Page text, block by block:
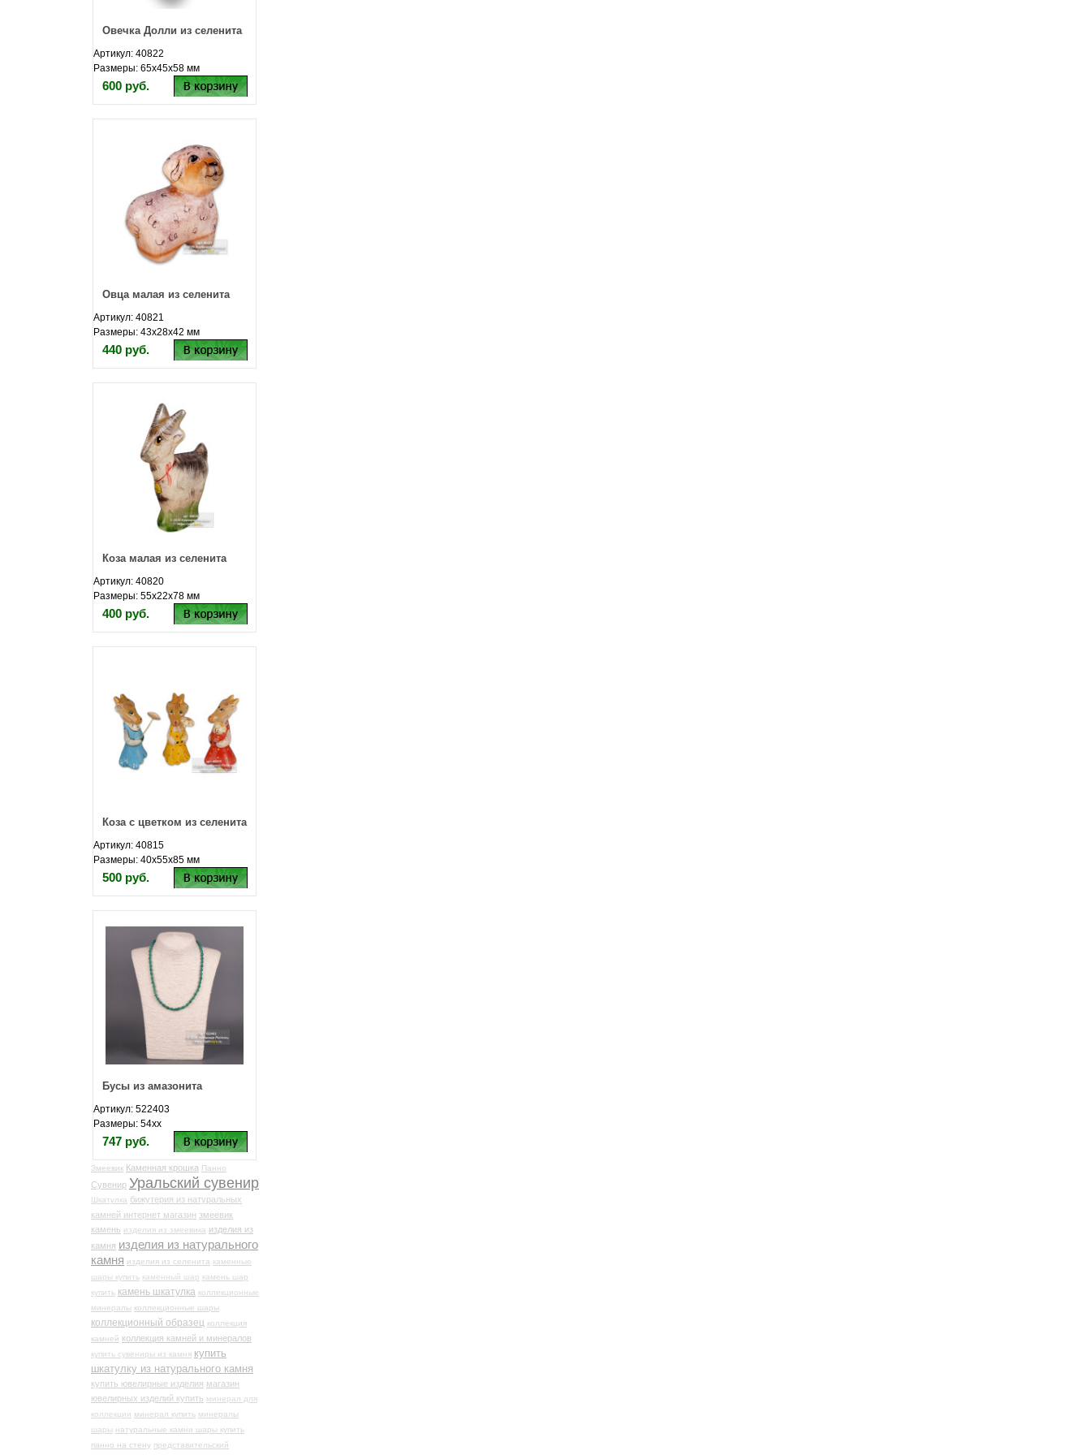
Овечка Долли из селенита
Артикул: 40822
Размеры: 65х45х58 мм
600 руб.
Овца малая из селенита
Артикул: 40821
Размеры: 43х28х42 мм
440 руб.
Коза малая из селенита
Артикул: 40820
Размеры: 55х22х78 мм
400 руб.
Коза с цветком из селенита
Артикул: 40815
Размеры: 40х55х85 мм
500 руб.
Бусы из амазонита
Артикул: 522403
Размеры: 54хх
747 руб.
Змеевик Каменная крошка Панно
Сувенир Уральский сувенир
Шкатулка бижутерия из натуральных
камней интернет магазин змеевик
камень изделия из змеевика изделия из
камня изделия из натурального
камня изделия из селенита каменные
шары купить каменный шар камень шар
купить камень шкатулка коллекционные
минералы коллекционные шары
коллекционный образец коллекция
камней коллекция камней и минералов
купить сувениры из камня купить
шкатулку из натурального камня
купить ювелирные изделия магазин
ювелирных изделий купить минерал для
коллекции минерал купить минералы
шары натуральные камни шары купить
панно на стену представительский